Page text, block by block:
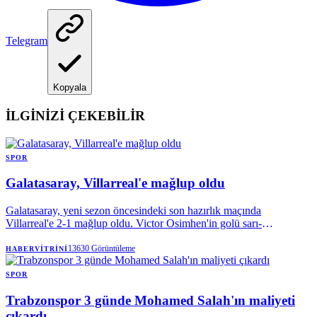
Telegram
Kopyala
İLGİNİZİ ÇEKEBİLİR
SPOR
Galatasaray, Villarreal'e mağlup oldu
Galatasaray, yeni sezon öncesindeki son hazırlık maçında
Villarreal'e 2-1 mağlup oldu. Victor Osimhen'in golü sarı-
ve tribünlerden yükselen transfer tepkisi karşılaşmaya damga vurdu.
HABERVITRINI13630 Görüntüleme
SPOR
Trabzonspor 3 günde Mohamed Salah'ın maliyeti